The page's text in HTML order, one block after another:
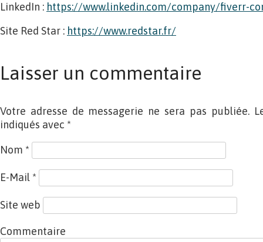
LinkedIn : https://www.linkedin.com/company/fiverr-
Site Red Star : https://www.redstar.fr/
Laisser un commentaire
Votre adresse de messagerie ne sera pas publiée.
indiqués avec *
Nom *
E-Mail *
Site web
Commentaire